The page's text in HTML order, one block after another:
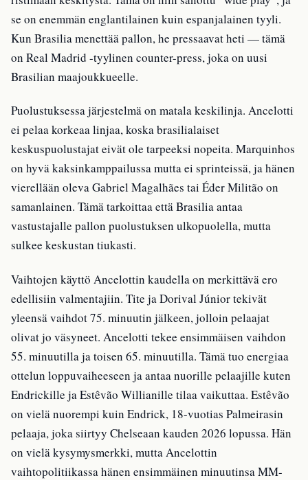
se on enemmän englantilainen kuin espanjalainen tyyli.
Kun Brasilia menettää pallon, he pressaavat heti — tämä
on Real Madrid -tyylinen counter-press, joka on uusi
Brasilian maajoukkueelle.
Puolustuksessa järjestelmä on matala keskilinja. Ancelotti
ei pelaa korkeaa linjaa, koska brasilialaiset
keskuspuolustajat eivät ole tarpeeksi nopeita. Marquinhos
on hyvä kaksinkamppailussa mutta ei sprinteissä, ja hänen
vierellään oleva Gabriel Magalhães tai Éder Militão on
samanlainen. Tämä tarkoittaa että Brasilia antaa
vastustajalle pallon puolustuksen ulkopuolella, mutta
sulkee keskustan tiukasti.
Vaihtojen käyttö Ancelottin kaudella on merkittävä ero
edellisiin valmentajiin. Tite ja Dorival Júnior tekivät
yleensä vaihdot 75. minuutin jälkeen, jolloin pelaajat
olivat jo väsyneet. Ancelotti tekee ensimmäisen vaihdon
55. minuutilla ja toisen 65. minuutilla. Tämä tuo energiaa
ottelun loppuvaiheeseen ja antaa nuorille pelaajille kuten
Endrickille ja Estêvão Willianille tilaa vaikuttaa. Estêvão
on vielä nuorempi kuin Endrick, 18-vuotias Palmeirasin
pelaaja, joka siirtyy Chelseaan kauden 2026 lopussa. Hän
on vielä kysymysmerkki, mutta Ancelottin
vaihtopolitiikassa hänen ensimmäinen minuutinsa MM-